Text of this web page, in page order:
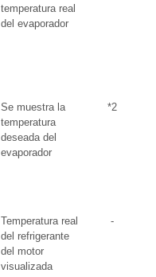
temperatura real
del evaporador
Se muestra la
temperatura
deseada del
evaporador
*2
Temperatura real
del refrigerante
del motor
visualizada
-